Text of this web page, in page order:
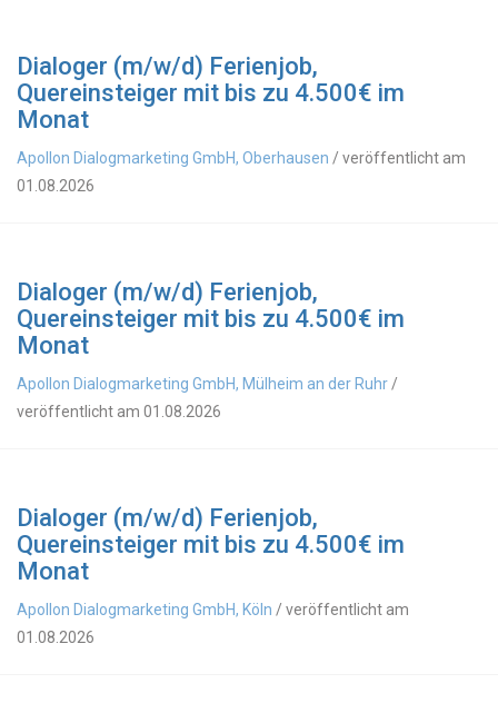
Dialoger (m/w/d) Ferienjob,
Quereinsteiger mit bis zu 4.500€ im
Monat
Apollon Dialogmarketing GmbH, Oberhausen / veröffentlicht am
01.08.2026
Dialoger (m/w/d) Ferienjob,
Quereinsteiger mit bis zu 4.500€ im
Monat
Apollon Dialogmarketing GmbH, Mülheim an der Ruhr /
veröffentlicht am 01.08.2026
Dialoger (m/w/d) Ferienjob,
Quereinsteiger mit bis zu 4.500€ im
Monat
Apollon Dialogmarketing GmbH, Köln / veröffentlicht am
01.08.2026